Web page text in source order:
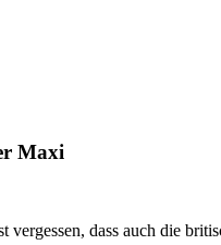
Maxi
vergessen, dass auch die